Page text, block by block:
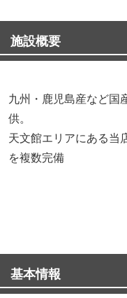
施設概要
九州・鹿児島産など国
供。
天文館エリアにある当
を複数完備
定番部位はもちろん
黒毛和牛を中心に上質
ートなど特別な日に
基本情報